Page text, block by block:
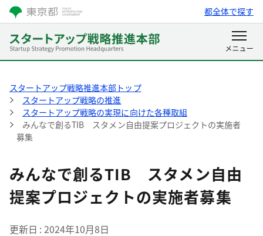
都全体で探す
スタートアップ戦略推進本部トップ
スタートアップ戦略の推進
スタートアップ戦略の実現に向けた各種取組
みんなで創るTIB スタメン自由提案プロジェクトの実施者
募集
みんなで創るTIB スタメン自由
提案プロジェクトの実施者募集
更新日 2024年10月8日